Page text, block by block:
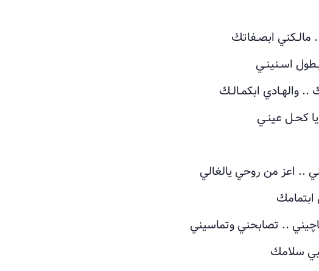
مالـكني ابصـفاتك
اسـنينـي
ابكمـالـك
كحـل عينـي
.. اعز من روحي يالغالي
ابتمامك
.. تصابحني وتماسيني
سلامك